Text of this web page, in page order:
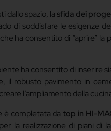
dallo spazio, la sfida dei
di soddisfare le esigenze
ha consentito di “aprire” la
ha consentito di inserire
il robusto pavimento in
l’ampliamento della
è completata da top in HI-
la realizzazione di piani di